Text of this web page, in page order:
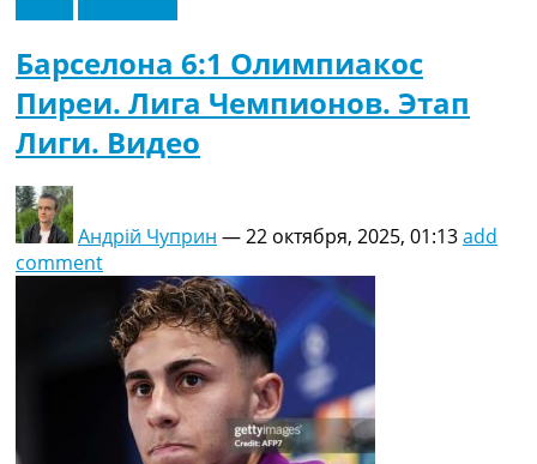
Барселона 6:1 Олимпиакос
Пиреи. Лига Чемпионов. Этап
Лиги. Видео
Андрій Чуприн —22 октября, 2025, 01:13add
comment